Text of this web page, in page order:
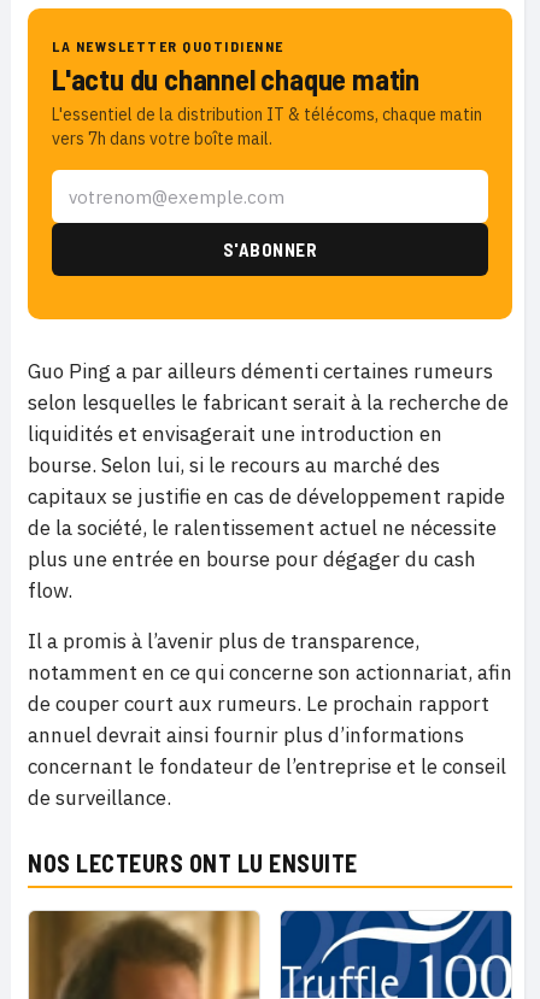
LA NEWSLETTER QUOTIDIENNE
L'actu du channel chaque matin
L'essentiel de la distribution IT & télécoms, chaque matin
vers 7h dans votre boîte mail.
Guo Ping a par ailleurs démenti certaines rumeurs
selon lesquelles le fabricant serait à la recherche de
liquidités et envisagerait une introduction en
bourse. Selon lui, si le recours au marché des
capitaux se justifie en cas de développement rapide
de la société, le ralentissement actuel ne nécessite
plus une entrée en bourse pour dégager du cash
flow.
Il a promis à l’avenir plus de transparence,
notamment en ce qui concerne son actionnariat, afin
de couper court aux rumeurs. Le prochain rapport
annuel devrait ainsi fournir plus d’informations
concernant le fondateur de l’entreprise et le conseil
de surveillance.
NOS LECTEURS ONT LU ENSUITE